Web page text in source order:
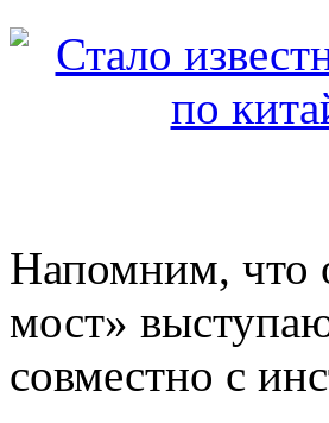
Напомним, что
мост»
совместно с